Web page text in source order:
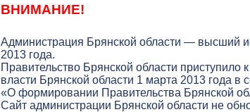
ВНИМАНИЕ!
Администрация Брянской области — высший
2013 года.
Правительство Брянской области
власти Брянской области 1 марта 2013 года в
«О формировании Правительства Брянской
Cайт администрации Брянской области не